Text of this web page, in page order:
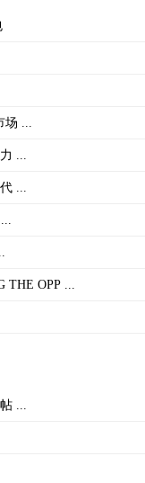
...
...
...
OPP ...
...